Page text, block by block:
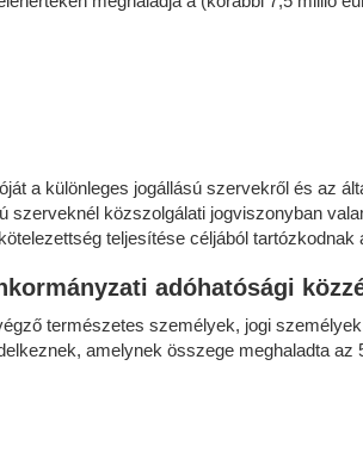
a különleges jogállású szervekről és az
szerveknél közszolgálati jogviszonyban
teljesítése céljából
adóhatósági
természetes személyek, jogi
amelynek összege meghaladta az